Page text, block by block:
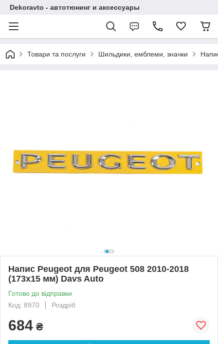
Dekoravto - автотюнинг и аксессуары
Товари та послуги Шильдики, емблеми, значки
Напис Peugeot для Peugeot 508 2010-2018
(173х15 мм) Davs Auto
Готово до відправки
Код: 8970
Роздріб
684 ₴